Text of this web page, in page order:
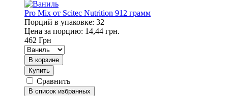
Pro Mix от Scitec Nutrition 912 грамм
Порций в упаковке: 32
Цена за порцию: 14,44 грн.
462 Грн
В корзине
Купить
Сравнить
В список избранных